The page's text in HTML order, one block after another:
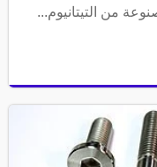
من التيتانيوم...